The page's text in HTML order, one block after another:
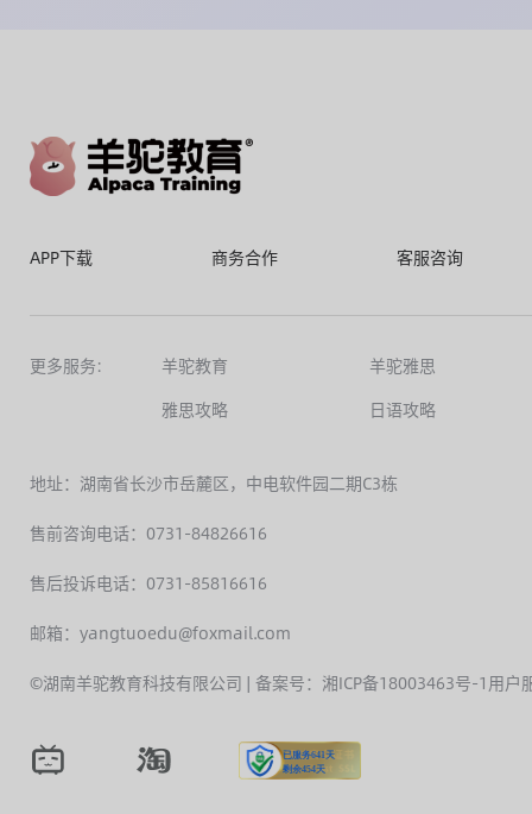
APP下载 商务合作 客服咨询
更多服务: 羊驼教育
羊驼雅思
雅思攻略
日语攻略
地址：湖南省长沙市岳麓区，中电软件园二期C3栋
售前咨询电话：0731-84826616
售后投诉电话：0731-85816616
邮箱：yangtuoedu@foxmail.com
©湖南羊驼教育科技有限公司 | 备案号：湘ICP备18003463号-1用户